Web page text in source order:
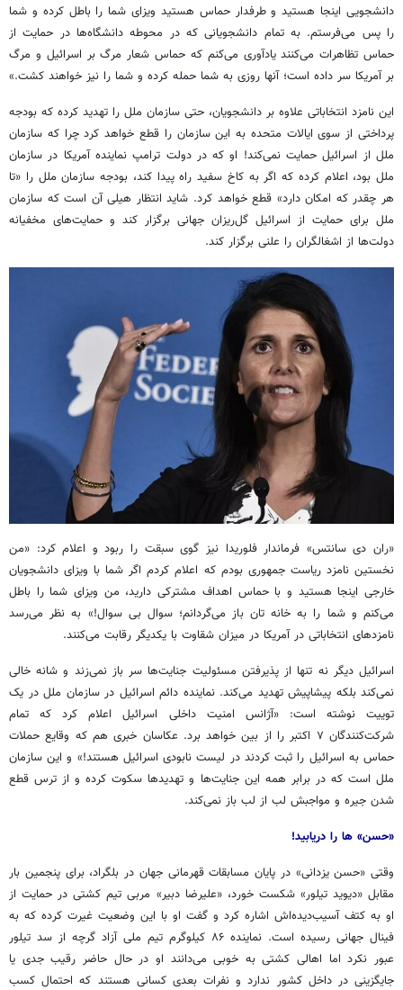
دانشجویی اینجا هستید و طرفدار حماس هستید ویزای شما را باطل کرده و شما
را پس می‌فرستم. به تمام دانشجویانی که در محوطه دانشگاه‌ها در حمایت از
حماس تظاهرات می‌کنند یادآوری می‌کنم که حماس شعار مرگ بر اسرائیل و مرگ
بر آمریکا سر داده است؛ آنها روزی به شما حمله کرده و شما را نیز خواهند کشت.»
این نامزد انتخاباتی علاوه بر دانشجویان، حتی سازمان ملل را تهدید کرده که بودجه
پرداختی از سوی ایالات متحده به این سازمان را قطع خواهد کرد چرا که سازمان
ملل از اسرائیل حمایت نمی‌کند! او که در دولت ترامپ نماینده آمریکا در سازمان
ملل بود، اعلام کرده که اگر به کاخ سفید راه پیدا کند، بودجه سازمان ملل را «تا
هر چقدر که امکان دارد» قطع خواهد کرد. شاید انتظار هیلیآن است که سازمان
ملل برای حمایت از اسرائیل گل‌ریزان جهانی برگزار کند و حمایت‌های مخفیانه
دولت‌ها از اشغالگران را علنی برگزار کند.
«ران دیسانتس» فرماندار فلوریدا نیز گوی سبقت را ربود و اعلام کرد: «من
نخستین نامزد ریاست جمهوری بودم که اعلام کردم اگر شما با ویزای دانشجویان
خارجی اینجا هستید و با حماس اهداف مشترکی دارید، من ویزای شما را باطل
می‌کنم و شما را به خانه تان باز می‌گردانم؛ سوال بی سوال!» به نظر می‌رسد
نامزدهای انتخاباتی در آمریکا در میزان شقاوت با یکدیگر رقابت می‌کنند.
اسرائیل دیگر نه تنها از پذیرفتن مسئولیت جنایت‌ها سر باز نمی‌زند و شانه خالی
نمی‌کند بلکه پیشاپیش تهدید می‌کند. نماینده دائم اسرائیل در سازمان ملل در یک
توییت نوشته است: «آژانس امنیت داخلی اسرائیل اعلام کرد که تمام
شرکت‌کنندگان ۷ اکتبر را از بین خواهد برد. عکاسان خبری هم که وقایع حملات
حماس به اسرائیل را ثبت کردند در لیست نابودی اسرائیل هستند!» و این سازمان
ملل است که در برابر همه این جنایت‌ها و تهدیدها سکوت کرده و از ترس قطع
شدن جیره و مواجبش لب از لب باز نمی‌کند.
«حسن» ها را دریابید!
وقتی «حسن یزدانی» در پایان مسابقات قهرمانی جهان در بلگراد، برای پنجمین بار
مقابل «دیوید تیلور» شکست خورد، «علیرضا دبیر» مربی تیم کشتی در حمایت از
او به کتف آسیب‌دیده‌اش اشاره کرد و گفت او با این وضعیت غیرت کرده که به
فینال جهانی رسیده است. نماینده ۸۶ کیلوگرم تیم ملی آزاد گرچه از سد تیلور
عبور نکرد اما اهالی کشتی به خوبی می‌دانند او در حال حاضر رقیب جدی یا
جایگزینی در داخل کشور ندارد و نفرات بعدی کسانی هستند که احتمال کسب